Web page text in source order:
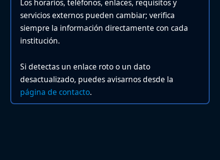
Los horarios, teléfonos, enlaces, requisitos y
servicios externos pueden cambiar; verifica
siempre la información directamente con cada
institución.
Si detectas un enlace roto o un dato
desactualizado, puedes avisarnos desde la
página de contacto.